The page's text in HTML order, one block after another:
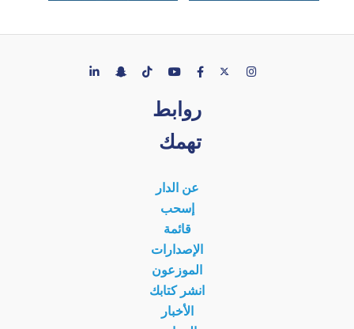
روابط
تهمك
عن الدار
إسحب
قائمة
الإصدارات
الموزعون
انشر كتابك
الأخبار